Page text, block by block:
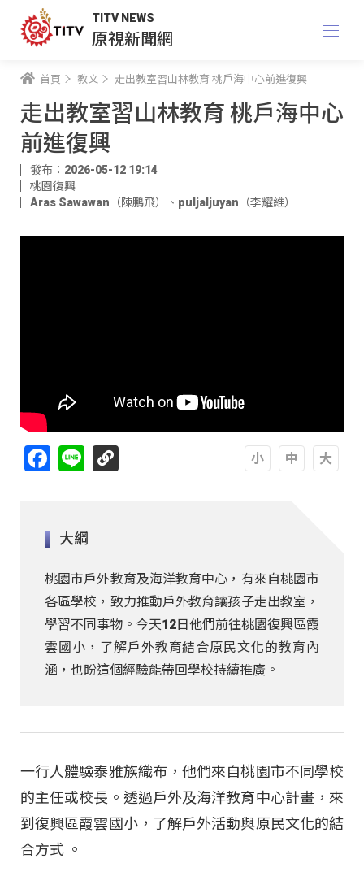
TITV NEWS
原視新聞網
首頁 教文 走出教室習山林教育 桃戶海中心前進復興
走出教室習山林教育 桃戶海中心
前進復興
發布：2026-05-12 19:14
桃園復興
Aras Sawawan（陳鵬飛）
、 puljaljuyan（李耀維）
Facebook
Line
大綱
桃園市戶外教育及海洋教育中心，有來自桃園市
各區學校，致力推動戶外教育讓孩子走出教室，
學習不同事物。今天12日他們前往桃園復興區霞
雲國小，了解戶外教育結合原民文化的教育內
涵，也盼這個經驗能帶回學校持續推廣。
一行人體驗泰雅族織布，他們來自桃園市不同學校
的主任或校長。透過戶外及海洋教育中心計畫，來
到復興區霞雲國小，了解戶外活動與原民文化的結
合方式 。